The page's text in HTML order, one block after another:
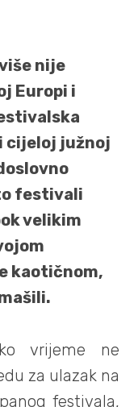
nije
Europi i
cijeloj južnoj
festivali
velikim
kaotičnom,
vrijeme ne
za ulazak na
festivala,